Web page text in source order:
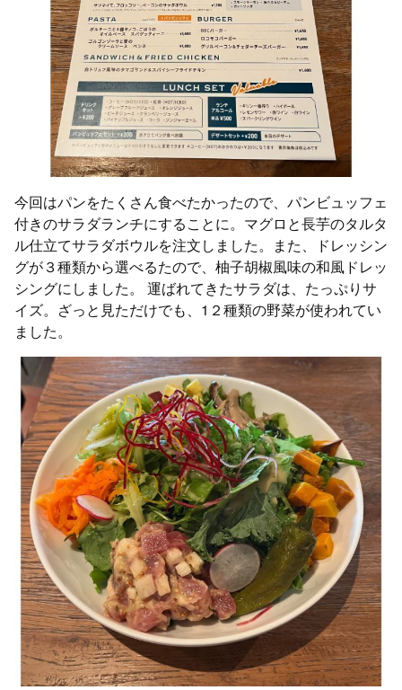
今回はパンをたくさん食べたかったので、パンビュッフェ
付きのサラダランチにすることに。マグロと長芋のタルタ
ル仕立てサラダボウルを注文しました。また、ドレッシン
グが３種類から選べるたので、柚子胡椒風味の和風ドレッ
シングにしました。 運ばれてきたサラダは、たっぷりサ
イズ。ざっと見ただけでも、1２種類の野菜が使われてい
ました。